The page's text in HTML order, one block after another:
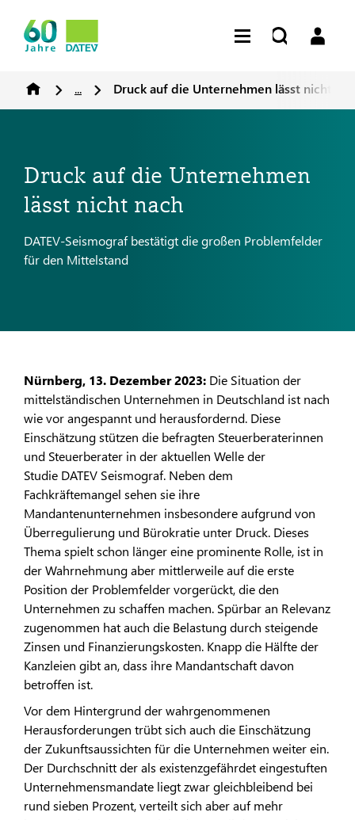
... Druck auf die Unternehmen lässt nicht
Druck auf die Unternehmen
lässt nicht nach
DATEV-Seismograf bestätigt die großen Problemfelder
für den Mittelstand
Nürnberg, 13. Dezember 2023: Die Situation der
mittelständischen Unternehmen in Deutschland ist nach
wie vor angespannt und herausfordernd. Diese
Einschätzung stützen die befragten Steuerberaterinnen
und Steuerberater in der aktuellen Welle der
Studie DATEV Seismograf. Neben dem
Fachkräftemangel sehen sie ihre
Mandantenunternehmen insbesondere aufgrund von
Überregulierung und Bürokratie unter Druck. Dieses
Thema spielt schon länger eine prominente Rolle, ist in
der Wahrnehmung aber mittlerweile auf die erste
Position der Problemfelder vorgerückt, die den
Unternehmen zu schaffen machen. Spürbar an Relevanz
zugenommen hat auch die Belastung durch steigende
Zinsen und Finanzierungskosten. Knapp die Hälfte der
Kanzleien gibt an, dass ihre Mandantschaft davon
betroffen ist.
Vor dem Hintergrund der wahrgenommenen
Herausforderungen trübt sich auch die Einschätzung
der Zukunftsaussichten für die Unternehmen weiter ein.
Der Durchschnitt der als existenzgefährdet eingestuften
Unternehmensmandate liegt zwar gleichbleibend bei
rund sieben Prozent, verteilt sich aber auf mehr